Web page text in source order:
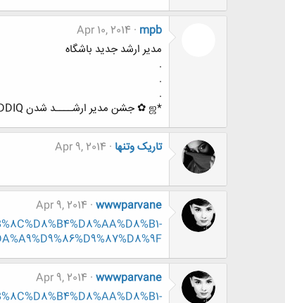
mpb
Apr 10, 2014
مدیر ارشد جدید باشگاه
.
.
.
*ஜ ✿ جشن مدیر ارشــــد شدن DDDIQ عزیز ✿ ஜ *
تاریک وتنها Apr 9, 2014
wwwparvane
Apr 9, 2014
wwwparvane
Apr 9, 2014